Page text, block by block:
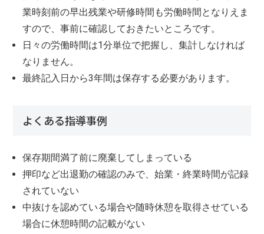
業時刻前の早出残業や研修時間も労働時間となりえま
すので、事前に確認しておきたいところです。
日々の労働時間は1分単位で把握し、集計しなければ
なりません。
最終記入日から3年間は保存する必要があります。
よくある指導事例
保存期間満了前に廃棄してしまっている
押印など出退勤の確認のみで、始業・終業時間が記録
されていない
中抜けを認めている場合や随時休憩を取得させている
場合に休憩時間の記載がない